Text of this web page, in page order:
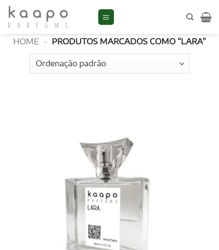
Skip
content
LARA
HOME - PRODUTOS MARCADOS COMO “LARA”